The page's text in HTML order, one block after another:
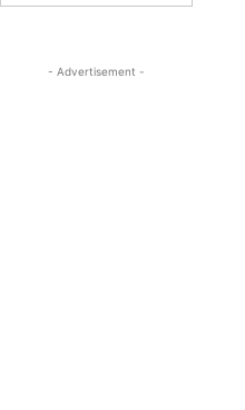
- Advertisement -